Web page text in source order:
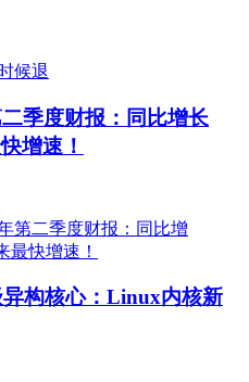
季度财报：同比增长
增速！
构核心：Linux内核新